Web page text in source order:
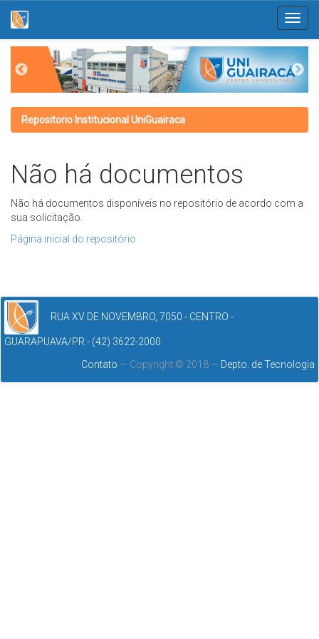
navigation
Repositorio Institucional UniGuairaca
Não há documentos
Não há documentos disponíveis no repositório de acordo com a
sua solicitação.
Página inicial do repositório
RUA XV DE NOVEMBRO, 7050 - CENTRO -
GUARAPUAVA/PR - (42) 3622-2000
Contato — Copyright © 2018 — Depto. de Tecnologia